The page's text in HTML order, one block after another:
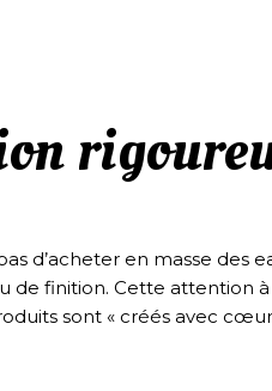
d’acheter en masse des
de finition. Cette attention
sont « créés avec